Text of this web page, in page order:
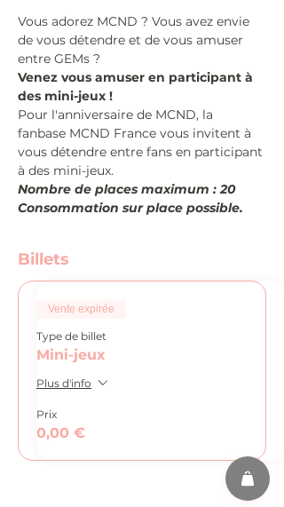
Vous adorez MCND ? Vous avez envie
de vous détendre et de vous amuser
entre GEMs ?
Venez vous amuser en participant à
des mini-jeux !
Pour l'anniversaire de MCND, la
fanbase MCND France vous invitent à
vous détendre entre fans en participant
à des mini-jeux.
Nombre de places maximum : 20
Consommation sur place possible.
Billets
Vente expirée
Type de billet
Mini-jeux
Plus d'info
Prix
0,00 €